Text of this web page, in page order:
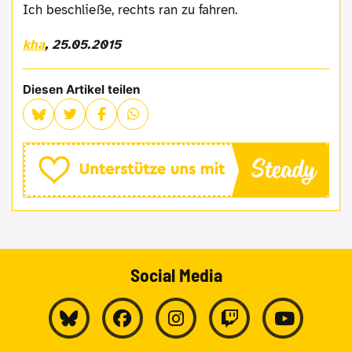
Ich beschließe, rechts ran zu fahren.
kha, 25.05.2015
Diesen Artikel teilen
Social Media